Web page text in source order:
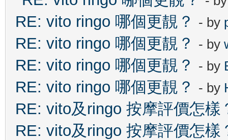
RE: vito ringo 哪個更靚？ - by
RE: vito ringo 哪個更靚？ - by
RE: vito ringo 哪個更靚？ - by
RE: vito ringo 哪個更靚？ - by
RE: vito及ringo 按摩評價怎樣
RE: vito及ringo 按摩評價怎樣